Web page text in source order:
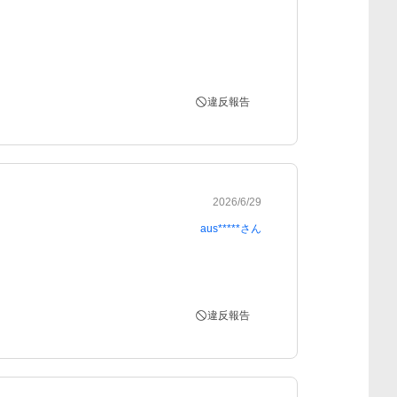
違反報告
2026/6/29
aus*****さん
違反報告